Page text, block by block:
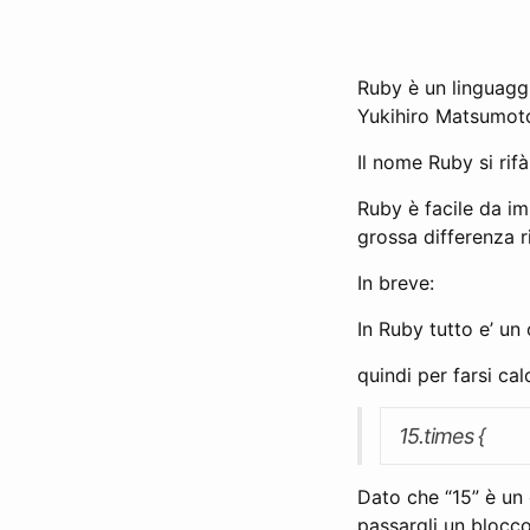
Ruby è un
Yukihiro
Il nome Ruby si
Ruby è facile da
grossa differenza
In breve:
In Ruby tutto e’
quindi per farsi
15.times {
Dato che “15” è
passargli un